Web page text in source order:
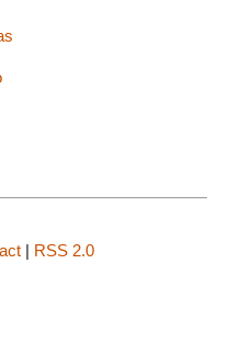
| RSS 2.0